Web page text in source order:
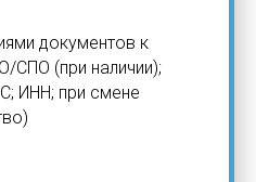
документов к
СПО (при наличии);
ИНН; при смене